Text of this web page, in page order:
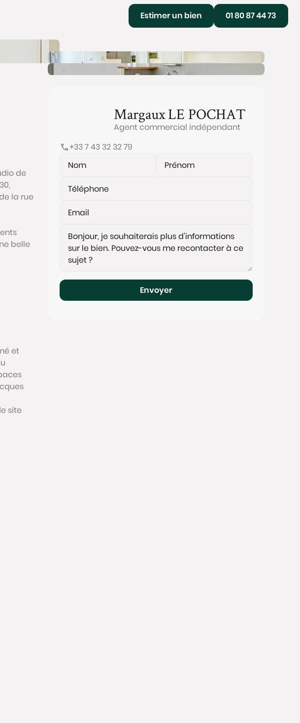
Estimer un bien 01 80 87 44 73
de
la rue
belle
et
site
MargauxLE POCHAT
Agent commercial indépendant
+33 7 43 32 32 79
Envoyer